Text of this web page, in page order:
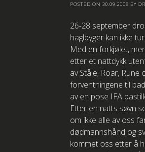
POSTED ON 30.09.2008 BY
26-28 september
haglbyger kan ikke
Med en forkjølet,
etter et nattdykk
av Ståle, Roar,
forventningene til
av en pose IFA
Etter en natts søvn
om ikke alle av oss
dødmannshånd og
kommet oss etter å